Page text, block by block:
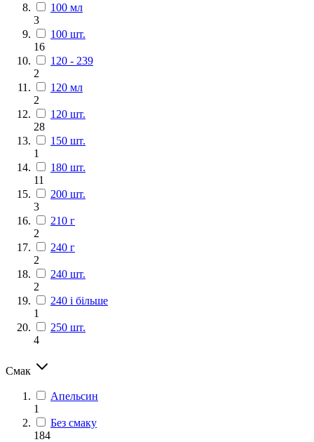
100 мл
3
100 шт.
16
120 - 239
2
120 мл
2
120 шт.
28
150 шт.
1
180 шт.
11
200 шт.
3
210 г
2
240 г
2
240 шт.
2
240 і більше
1
250 шт.
4
Смак
Апельсин
1
Без смаку
184